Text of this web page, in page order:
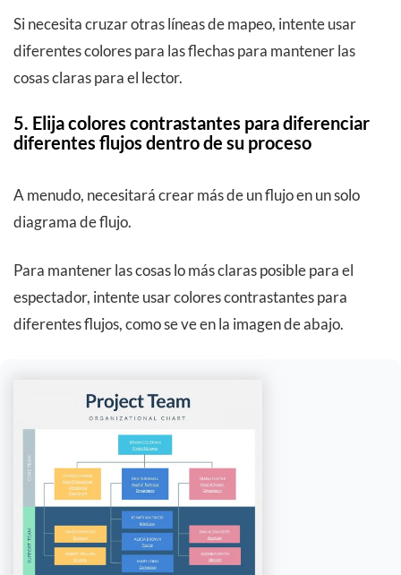
Si necesita cruzar otras líneas de mapeo, intente usar
diferentes colores para las flechas para mantener las
cosas claras para el lector.
5. Elija colores contrastantes para diferenciar
diferentes flujos dentro de su proceso
A menudo, necesitará crear más de un flujo en un solo
diagrama de flujo.
Para mantener las cosas lo más claras posible para el
espectador, intente usar colores contrastantes para
diferentes flujos, como se ve en la imagen de abajo.